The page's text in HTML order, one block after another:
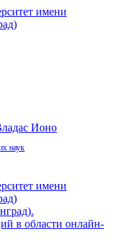
имени
Ионо
наук
имени
в области онлайн-